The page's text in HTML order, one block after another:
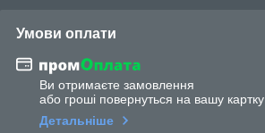
Умови оплати
Ви отримаєте замовлення
або гроші повернуться на вашу картку
Детальніше